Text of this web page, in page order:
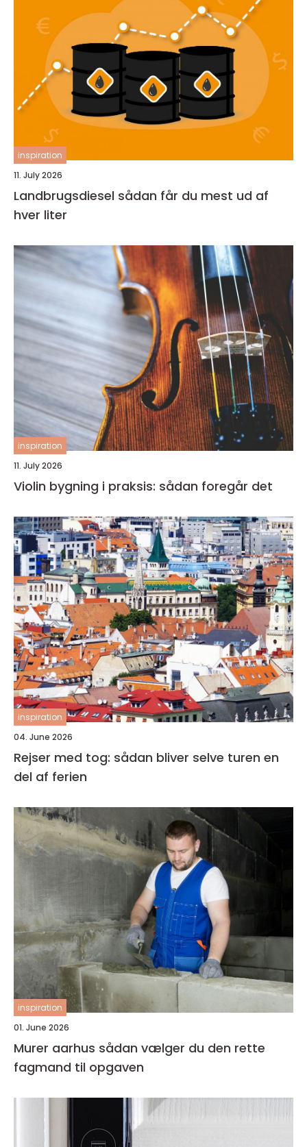
inspiration
11. July 2026
Landbrugsdiesel sådan får du mest ud af
hver liter
inspiration
11. July 2026
Violin bygning i praksis: sådan foregår det
inspiration
04. June 2026
Rejser med tog: sådan bliver selve turen en
del af ferien
inspiration
01. June 2026
Murer aarhus sådan vælger du den rette
fagmand til opgaven